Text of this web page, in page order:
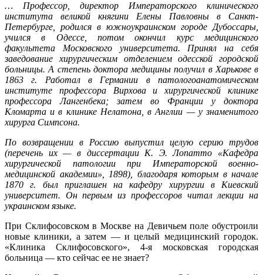
… Профессор, директор Императорского клинического
института великой княгини Елены Павловны в Санкт-
Петербурге, родился в южноукраинском городе Дубоссары,
учился в Одессе, потом окончил курс медицинского
факультета Московского университета. Принял на себя
заведование хирургическим отделением одесской городской
больницы. А степень доктора медицины получил в Харькове в
1863 г. Работал в Германии в патологоанатомическом
институте профессора Вирхова и хирургической клинике
профессора Лангенбека; затем во Франции у доктора
Кломарта и в клинике Нелатона, в Англии — у знаменитого
хирурга Симпсона.
По возвращении в Россию выпустил целую серию трудов
(перечень их — в диссертации К. Э. Лопатто «Кафедра
хирургической патологии при Императорской военно-
медицинской академии», 1898), благодаря которым в начале
1870 г. был приглашен на кафедру хирургии в Киевский
университет. Он первым из профессоров читал лекции на
украинском языке.
При Склифосовском в Москве на Девичьем поле обустроили
новые клиники, а затем — и целый медицинский городок.
«Клиника Склифосовского», 4-я московская городская
больница — кто сейчас ее не знает?